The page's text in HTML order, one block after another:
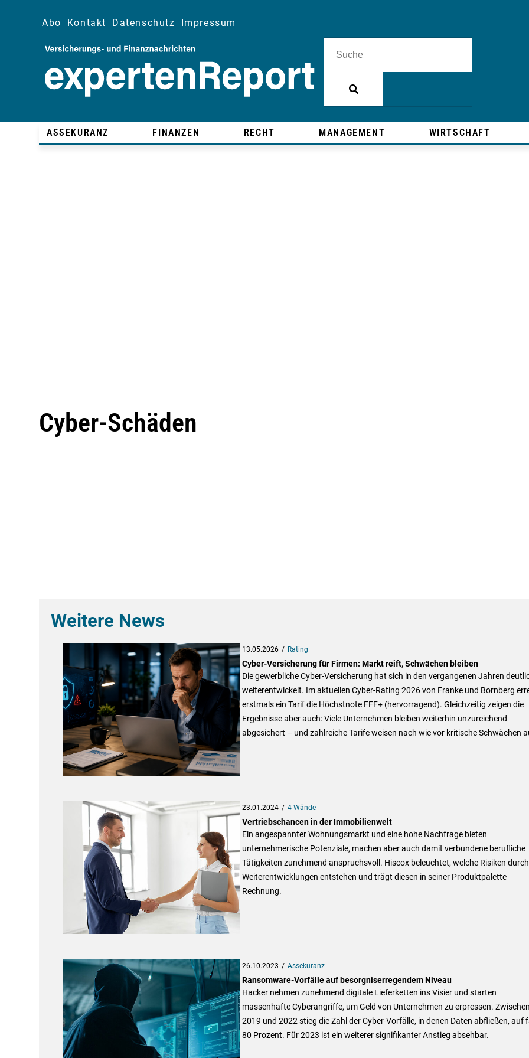
Abo Kontakt Datenschutz Impressum
ASSEKURANZ FINANZEN RECHT MANAGEMENT WIRTSCHAFT
Cyber-Schäden
Weitere News
13.05.2026 Rating
Cyber-Versicherung für Firmen: Markt reift, Schwächen bleiben
Die gewerbliche Cyber-Versicherung hat sich in den vergangenen Jahren
weiterentwickelt. Im aktuellen Cyber-Rating 2026 von Franke und Bornberg
erstmals ein Tarif die Höchstnote FFF+ (hervorragend). Gleichzeitig zeigen die
Ergebnisse aber auch: Viele Unternehmen bleiben weiterhin unzureichend
abgesichert – und zahlreiche Tarife weisen nach wie vor kritische Schwächen
23.01.2024 4 Wände
Vertriebschancen in der Immobilienwelt
Ein angespannter Wohnungsmarkt und eine hohe Nachfrage bieten
unternehmerische Potenziale, machen aber auch damit verbundene berufliche
Tätigkeiten zunehmend anspruchsvoll. Hiscox beleuchtet, welche Risiken
Weiterentwicklungen entstehen und trägt diesen in seiner Produktpalette
Rechnung.
26.10.2023 Assekuranz
Ransomware-Vorfälle auf besorgniserregendem Niveau
Hacker nehmen zunehmend digitale Lieferketten ins Visier und starten
massenhafte Cyberangriffe, um Geld von Unternehmen zu erpressen. Zwischen
2019 und 2022 stieg die Zahl der Cyber-Vorfälle, in denen Daten abfließen, auf
80 Prozent. Für 2023 ist ein weiterer signifikanter Anstieg absehbar.